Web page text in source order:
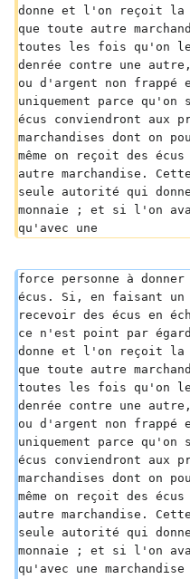
donne et l'on reçoit la
que toute autre
toutes les fois qu'on
denrée contre une
ou d'argent non frappé
uniquement parce
écus conviendront aux
marchandises dont on
même on reçoit des
autre marchandise.
seule autorité qui
monnaie ; et si l'on
qu'avec une
force personne à
écus. Si, en faisant un
recevoir des écus en
ce n'est point par
donne et l'on reçoit la
que toute autre
toutes les fois qu'on
denrée contre une
ou d'argent non frappé
uniquement parce
écus conviendront aux
marchandises dont on
même on reçoit des
autre marchandise.
seule autorité qui
monnaie ; et si l'on
qu'avec une